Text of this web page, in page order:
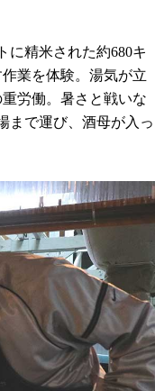
に精米された約680キ
業を体験。湯気が立
労働。暑さと戦いな
まで運び、酒母が入っ